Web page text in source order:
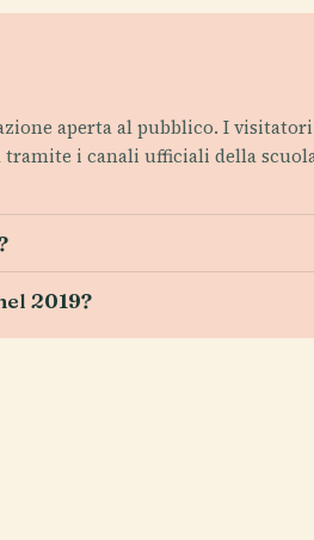
aperta al pubblico. I
i canali ufficiali della
2019?